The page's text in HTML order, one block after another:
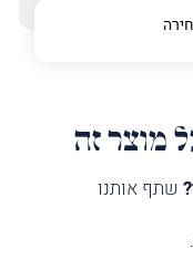
מוצר זה
שתף אותנו